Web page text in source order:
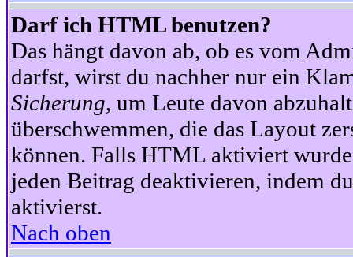
Darf ich HTML benutzen?
Das hängt davon ab, ob es vom
darfst, wirst du nachher nur ein
Sicherung, um Leute davon
überschwemmen, die das Layout
können. Falls HTML aktiviert
jeden Beitrag deaktivieren, indem
aktivierst.
Nach oben